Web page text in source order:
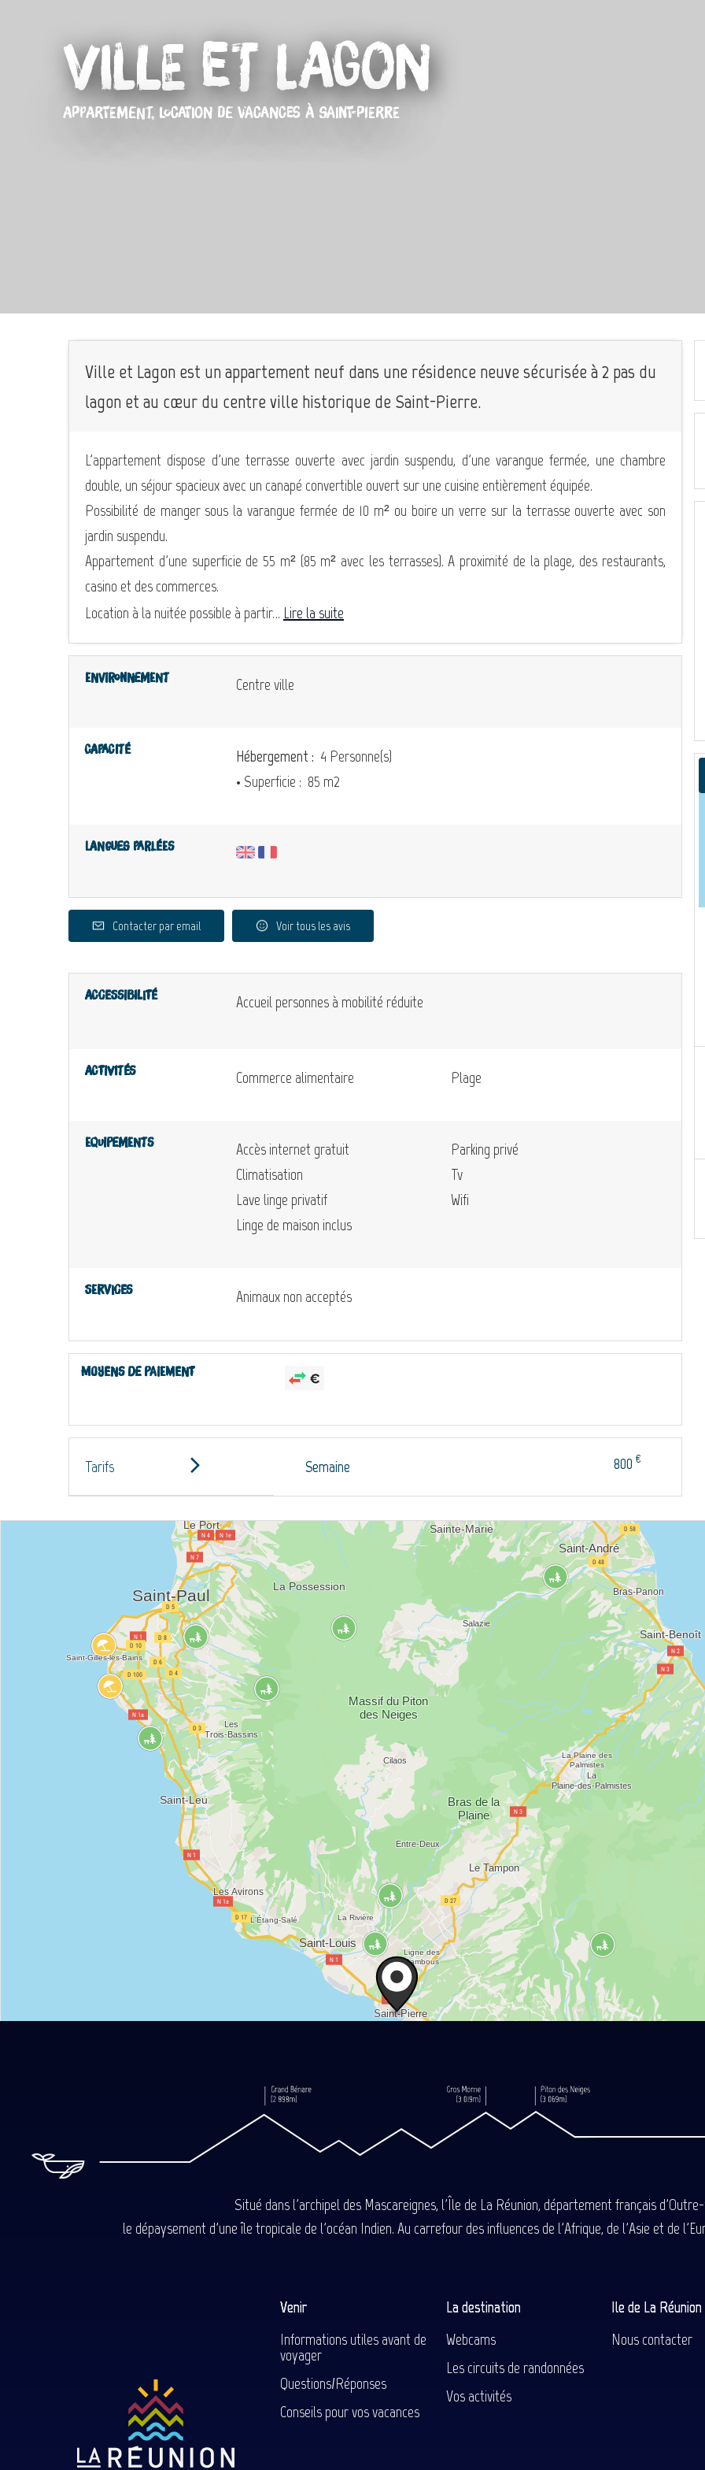
Ville et Lagon
APPARTEMENT, LOCATION DE VACANCES À SAINT-PIERRE
Ville et Lagon est un appartement neuf dans une résidence neuve sécurisée à 2 pas du
lagon et au cœur du centre ville historique de Saint-Pierre.
L'appartement dispose d'une terrasse ouverte avec jardin suspendu, d'une varangue fermée, une chambre
double, un séjour spacieux avec un canapé convertible ouvert sur une cuisine entièrement équipée.
Possibilité de manger sous la varangue fermée de 10 m² ou boire un verre sur la terrasse ouverte avec son
jardin suspendu.
Appartement d'une superficie de 55 m² (85 m² avec les terrasses). A proximité de la plage, des restaurants,
casino et des commerces.
Location à la nuitée possible à partir... Lire la suite
Environnement Centre ville
Capacité Hébergement : 4 Personne(s)
• Superficie : 85 m2
Langues parlées
Contacter par email Voir tous les avis
Accessibilité Accueil personnes à mobilité réduite
Activités Commerce alimentaire Plage
Equipements
Accès internet gratuit
Climatisation
Lave linge privatif
Linge de maison inclus
Parking privé
Tv
Wifi
Services Animaux non acceptés
Moyens de paiement
Tarifs Semaine 800 €
Situé dans l'archipel des Mascareignes, l'Île de La Réunion, département français
le dépaysement d'une île tropicale de l'océan Indien. Au carrefour des influences de l'Afrique, de l'Asie et de
Venir
Informations utiles avant de
voyager
Questions/Réponses
Conseils pour vos vacances
La destination
Webcams
Les circuits de randonnées
Vos activités
Ile de La
Nous contacter